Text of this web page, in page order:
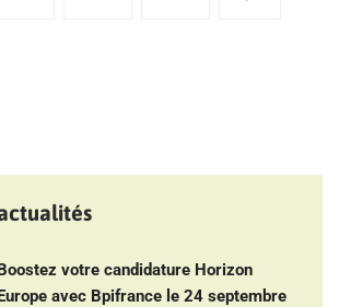
votre candidature Horizon
avec Bpifrance le 24 septembre